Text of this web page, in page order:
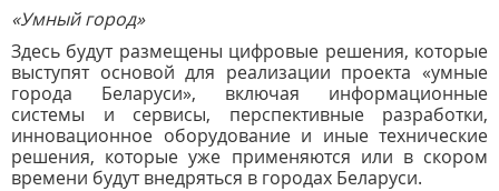
«Умный город»
Здесь будут размещены цифровые решения, которые
выступят основой для реализации проекта «умные
города Беларуси», включая информационные
системы и сервисы, перспективные разработки,
инновационное оборудование и иные технические
решения, которые уже применяются или в скором
времени будут внедряться в городах Беларуси.